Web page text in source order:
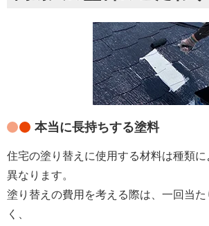
本当に長持ちする塗料
住宅の塗り替えに使用する材料は種類
異なります。
塗り替えの費用を考える際は、一回当
く、